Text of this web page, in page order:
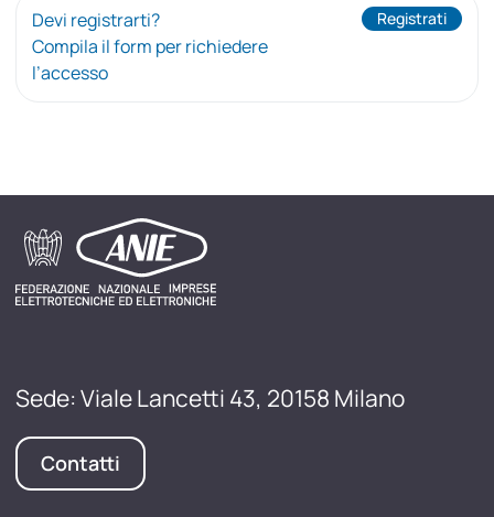
Devi registrarti?
Compila il form per richiedere
l’accesso
Registrati
Sede: Viale Lancetti 43, 20158 Milano
Contatti